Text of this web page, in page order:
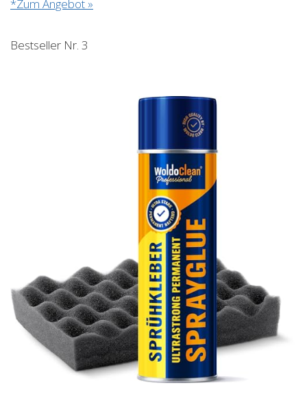
*Zum Angebot »
Bestseller Nr. 3